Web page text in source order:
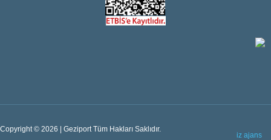
Copyright © 2026 | Geziport Tüm Hakları Saklıdır.
iz ajans